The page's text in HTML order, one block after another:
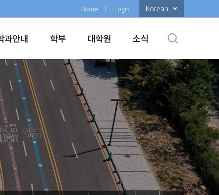
Home Login Korean
과안내 학부 대학원 소식